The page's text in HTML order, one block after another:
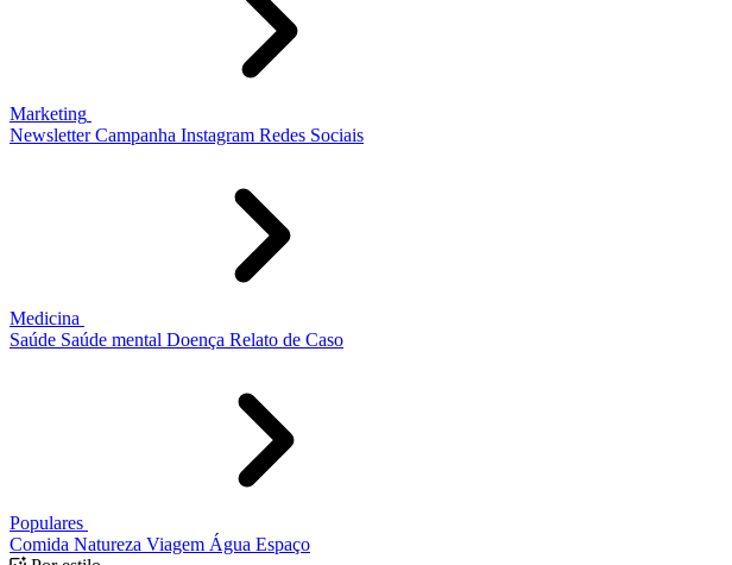
Marketing
Newsletter Campanha Instagram Redes Sociais
Medicina
Saúde Saúde mental Doença Relato de Caso
Populares
Comida Natureza Viagem Água Espaço